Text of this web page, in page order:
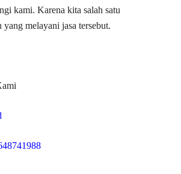
kami. Karena kita salah satu
yang melayani jasa tersebut.